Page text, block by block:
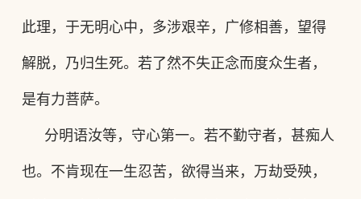
此理，于无明心中，多涉艰辛，广修相善，望得
解脱，乃归生死。若了然不失正念而度众生者，
是有力菩萨。
分明语汝等，守心第一。若不勤守者，甚痴人
也。不肯现在一生忍苦，欲得当来，万劫受殃，